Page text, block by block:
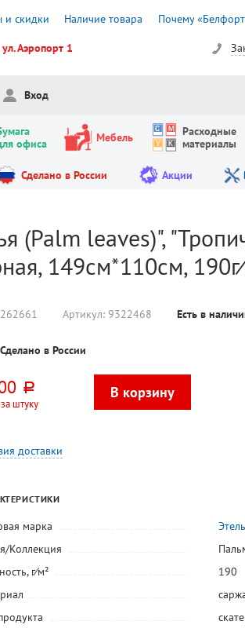
и скидки Наличие товара Почему
Аэропорт 1
Вход
офиса
Мебель
Расходные
материалы
Сделано в России Акции
(Palm leaves)",
149см*110см,
262661 Артикул: 9322468 Есть в
Сделано в России
руб.
штуку
доставки
марка
Этель
Коллекция
г⁄м²
190